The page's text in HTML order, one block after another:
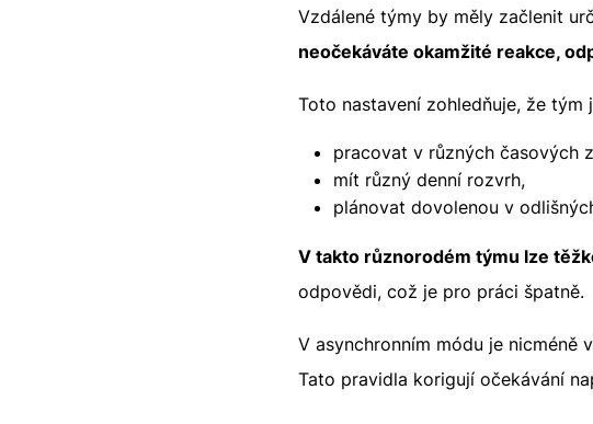
Vzdálené týmy by měly začlenit
neočekáváte okamžité reakce,
Toto nastavení zohledňuje, že
pracovat v různých časových
mít různý denní rozvrh,
plánovat dovolenou v
V takto různorodém týmu lze
odpovědi, což je pro práci špatně.
V asynchronním módu je nicméně
Tato pravidla korigují očekávání